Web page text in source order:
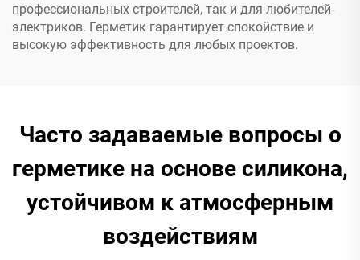
профессиональных строителей, так и для любителей-
электриков. Герметик гарантирует спокойствие и
высокую эффективность для любых проектов.
Часто задаваемые вопросы о
герметике на основе силикона,
устойчивом к атмосферным
воздействиям